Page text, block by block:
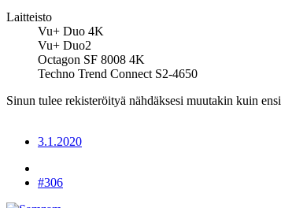
Laitteisto
Vu+ Duo 4K
Vu+ Duo2
Octagon SF 8008 4K
Techno Trend Connect S2-4650
Sinun tulee rekisteröityä nähdäksesi muutakin kuin
3.1.2020
#306